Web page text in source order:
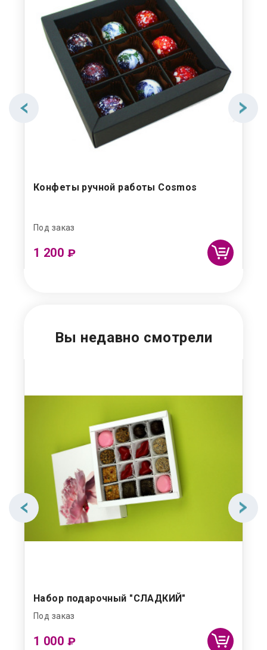
Конфеты ручной работы Cosmos
Под заказ
1 200 ₽
Вы недавно смотрели
Набор подарочный "СЛАДКИЙ"
Под заказ
1 000 ₽